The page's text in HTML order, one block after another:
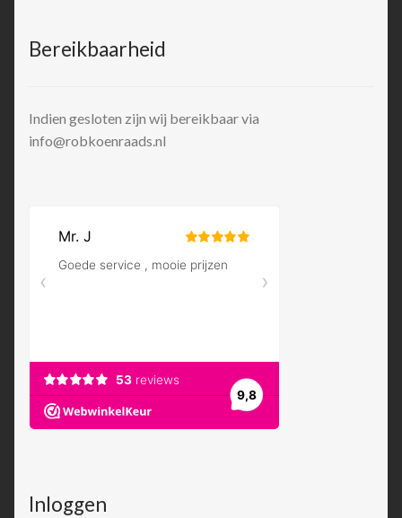
Bereikbaarheid
Indien gesloten zijn wij bereikbaar via
info@robkoenraads.nl
Inloggen